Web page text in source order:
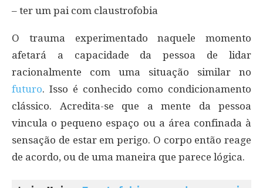
– ter um pai com claustrofobia
O trauma experimentado naquele momento
afetará a capacidade da pessoa de lidar
racionalmente com uma situação similar no
futuro. Isso é conhecido como condicionamento
clássico. Acredita-se que a mente da pessoa
vincula o pequeno espaço ou a área confinada à
sensação de estar em perigo. O corpo então reage
de acordo, ou de uma maneira que parece lógica.